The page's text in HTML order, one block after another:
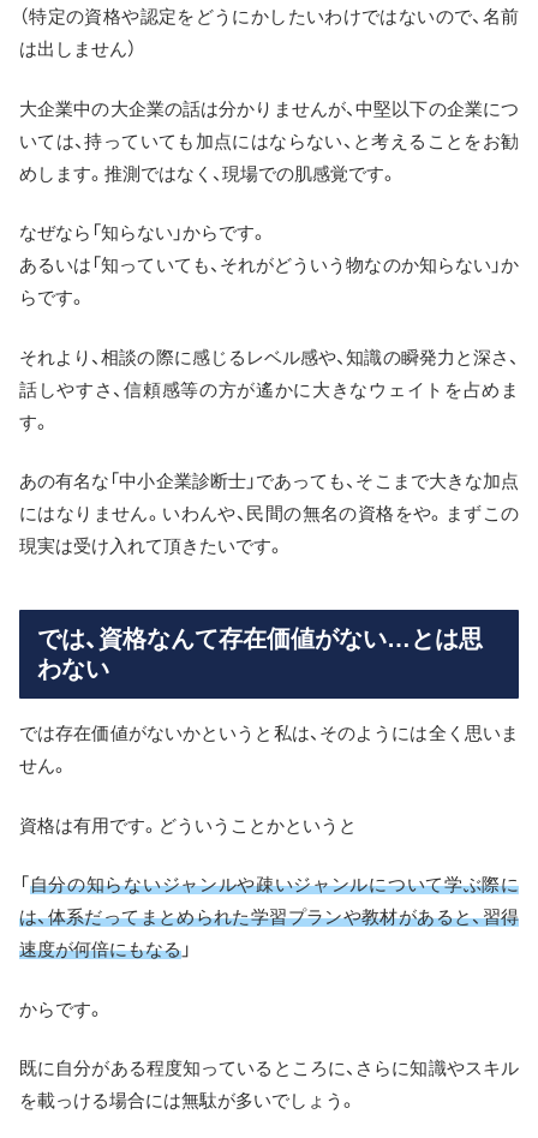
（特定の資格や認定をどうにかしたいわけではないので、名前
は出しません）
大企業中の大企業の話は分かりませんが、中堅以下の企業につ
いては、持っていても加点にはならない、と考えることをお勧
めします。推測ではなく、現場での肌感覚です。
なぜなら「知らない」からです。
あるいは「知っていても、それがどういう物なのか知らない」か
らです。
それより、相談の際に感じるレベル感や、知識の瞬発力と深さ、
話しやすさ、信頼感等の方が遙かに大きなウェイトを占めま
す。
あの有名な「中小企業診断士」であっても、そこまで大きな加点
にはなりません。いわんや、民間の無名の資格をや。まずこの
現実は受け入れて頂きたいです。
では、資格なんて存在価値がない…とは思
わない
では存在価値がないかというと私は、そのようには全く思いま
せん。
資格は有用です。どういうことかというと
「 自分の知らないジャンルや疎いジャンルについて学ぶ際に
は、体系だってまとめられた学習プランや教材があると、習得
速度が何倍にもなる 」
からです。
既に自分がある程度知っているところに、さらに知識やスキル
を載っける場合には無駄が多いでしょう。